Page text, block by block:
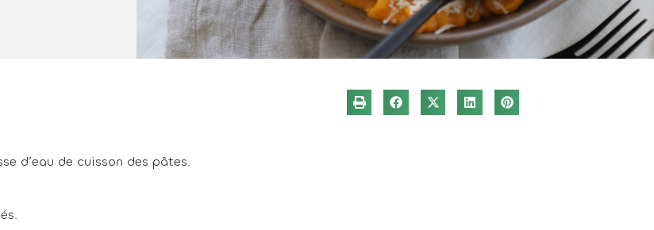
d’eau de cuisson des pâtes.